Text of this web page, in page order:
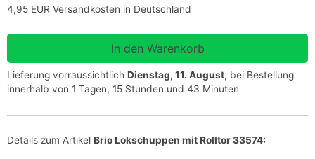
4,95 EUR Versandkosten in Deutschland
Lieferung vorraussichtlich Dienstag, 11. August, bei Bestellung
innerhalb von 1 Tagen, 15 Stunden und 43 Minuten
Details zum Artikel Brio Lokschuppen mit Rolltor 33574: